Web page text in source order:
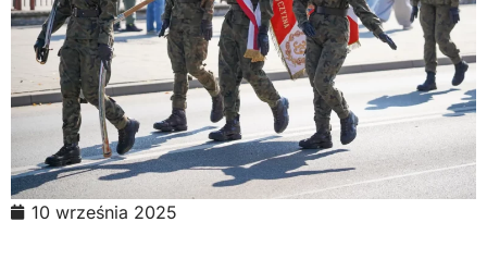
10 września 2025